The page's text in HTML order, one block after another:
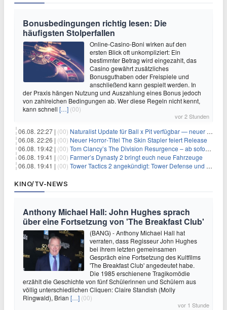
Bonusbedingungen richtig lesen: Die
häufigsten Stolperfallen
Online-Casino-Boni wirken auf den
ersten Blick oft unkompliziert: Ein
bestimmter Betrag wird eingezahlt, das
Casino gewährt zusätzliches
Bonusguthaben oder Freispiele und
anschließend kann gespielt werden. In
der Praxis hängen Nutzung und Auszahlung eines Bonus jedoch
von zahlreichen Bedingungen ab. Wer diese Regeln nicht kennt,
kann schnell […] (00)
vor 2 Stunden
06.08. 22:27 | (00) Naturalist Update für Ball x Pit verfügbar — neuer Content auf allen Plattformen
06.08. 22:26 | (00) Neuer Horror‑Titel The Skin Stapler feiert Release
06.08. 19:42 | (00) Tom Clancy’s The Division Resurgence – ab sofort für euch verfügbar
06.08. 19:41 | (00) Farmer’s Dynasty 2 bringt euch neue Fahrzeuge
06.08. 19:41 | (00) Tower Tactics 2 angekündigt: Tower Defense und Deckbuilding Kombo kehrt zurück
KINO/TV-NEWS
Anthony Michael Hall: John Hughes sprach
über eine Fortsetzung von 'The Breakfast Club'
(BANG) - Anthony Michael Hall hat
verraten, dass Regisseur John Hughes
bei ihrem letzten gemeinsamen
Gespräch eine Fortsetzung des Kultfilms
'The Breakfast Club' angedeutet habe.
Die 1985 erschienene Tragikomödie
erzählt die Geschichte von fünf Schülerinnen und Schülern aus
völlig unterschiedlichen Cliquen: Claire Standish (Molly
Ringwald), Brian […] (00)
vor 1 Stunde